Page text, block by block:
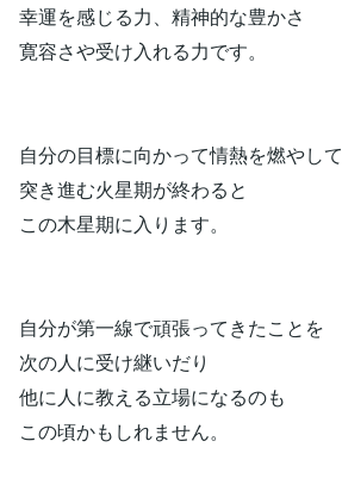
幸運を感じる力、精神的な豊かさ
寛容さや受け入れる力です。
自分の目標に向かって情熱を燃やして
突き進む火星期が終わると
この木星期に入ります。
自分が第一線で頑張ってきたことを
次の人に受け継いだり
他に人に教える立場になるのも
この頃かもしれません。